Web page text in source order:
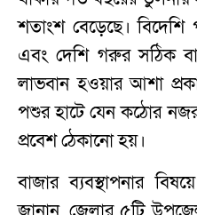
শতাংশ বেড়েছে।
এবং দেশি গরুর সঠিক
লাভবান হওয়ার আশা
পশুর হাটে যেন কঠোর
প্রবেশ ঠেকানো হয়।
বাজার ব্যবস্থাপনার